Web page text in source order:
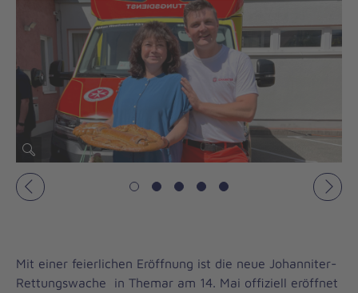
Vorheriges
Mit einer feierlichen Eröffnung ist die neue Johanniter-
Rettungswache in Themar am 14. Mai offiziell eröffnet